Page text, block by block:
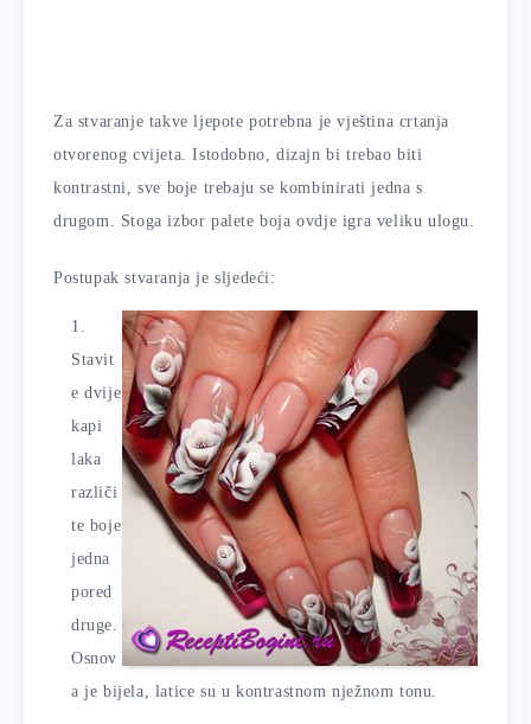
Za stvaranje takve ljepote potrebna je vještina crtanja
otvorenog cvijeta. Istodobno, dizajn bi trebao biti
kontrastni, sve boje trebaju se kombinirati jedna s
drugom. Stoga izbor palete boja ovdje igra veliku ulogu.
Postupak stvaranja je sljedeći:
Stavit
e dvije
kapi
laka
različi
te boje
jedna
pored
druge.
Osnov
a je bijela, latice su u kontrastnom nježnom tonu.